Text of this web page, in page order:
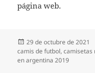
página web.
Publicado
el
29 de octubre de 2021
camis de futbol,camisetas
en argentina 2019